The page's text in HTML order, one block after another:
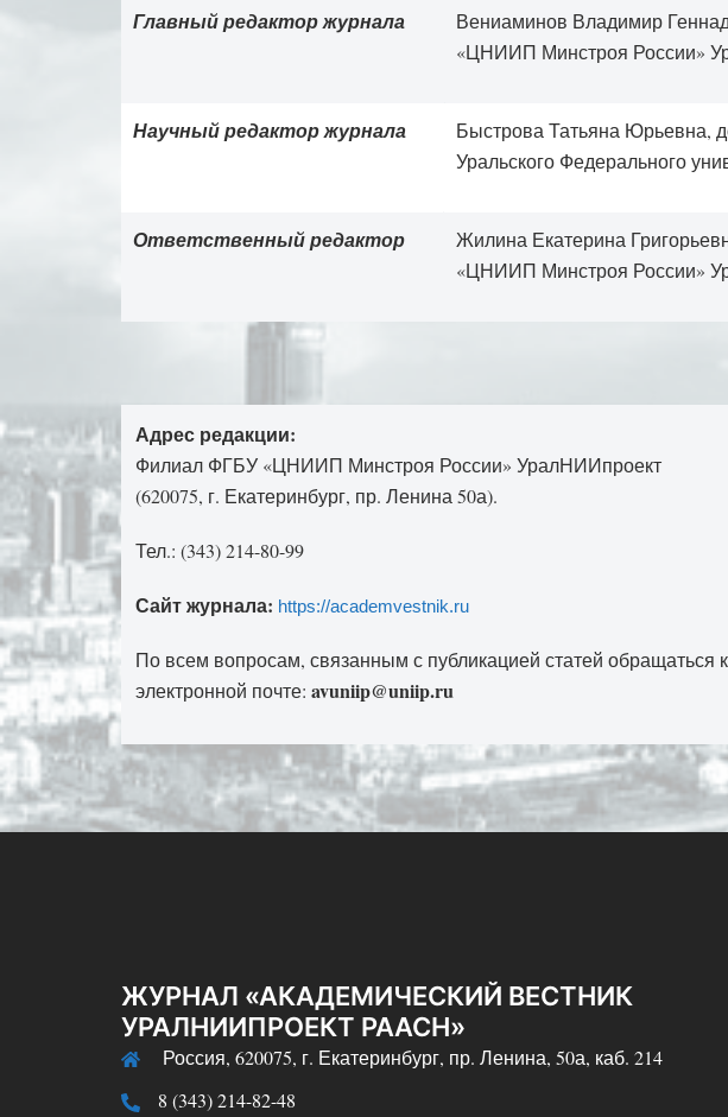
Главный редактор журнала
Вениаминов Владимир
«ЦНИИП Минстроя России»
Научный редактор журнала
Быстрова Татьяна Юрьевна,
Уральского Федерального
Ответственный редактор
Жилина Екатерина
«ЦНИИП Минстроя России»
Адрес редакции:
Филиал ФГБУ «ЦНИИП Минстроя России» УралНИИпроект
(620075, г. Екатеринбург, пр. Ленина 50а).
Тел.: (343) 214-80-99
Сайт журнала: https://academvestnik.ru
По всем вопросам, связанным с публикацией статей обращаться
электронной почте: avuniip@uniip.ru
ЖУРНАЛ «АКАДЕМИЧЕСКИЙ ВЕСТНИК
УРАЛНИИПРОЕКТ РААСН»
Россия, 620075, г. Екатеринбург, пр. Ленина, 50а, каб. 214
8 (343) 214-82-48